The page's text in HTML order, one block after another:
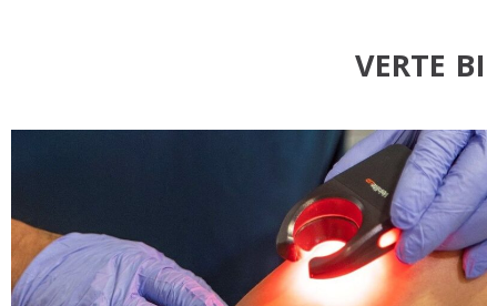
VERTE